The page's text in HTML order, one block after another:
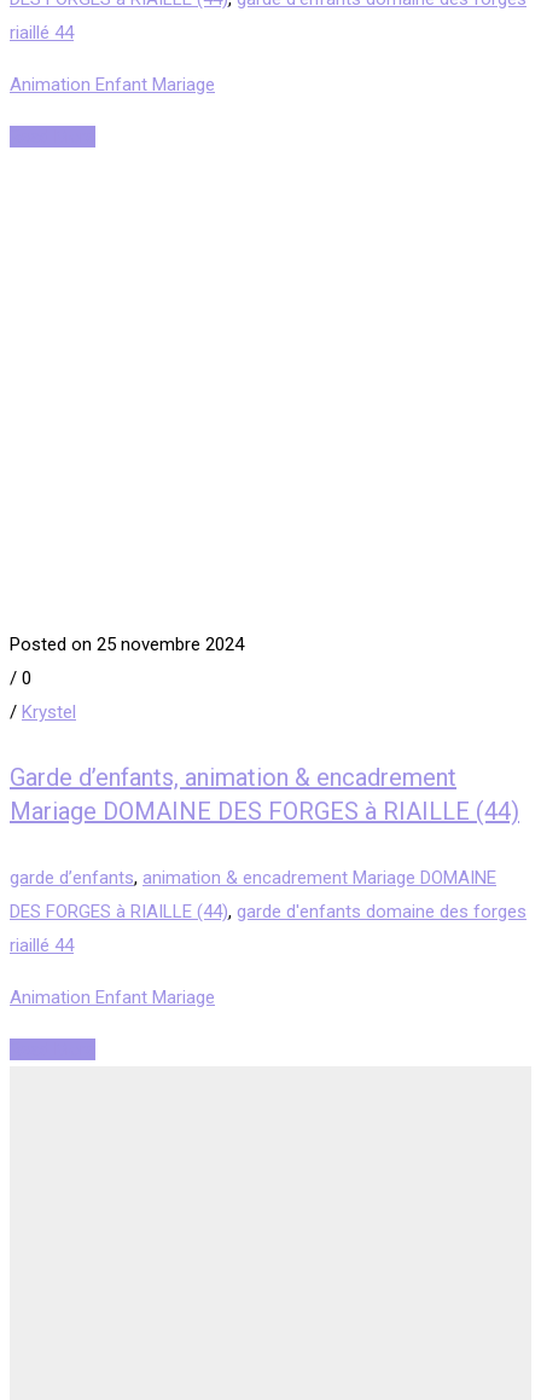
riaillé 44
Animation Enfant Mariage
Posted on 25 novembre 2024
/ 0
/ Krystel
Garde d’enfants, animation & encadrement
Mariage DOMAINE DES FORGES à RIAILLE (44)
garde d’enfants, animation & encadrement Mariage DOMAINE
DES FORGES à RIAILLE (44), garde d'enfants domaine des forges
riaillé 44
Animation Enfant Mariage